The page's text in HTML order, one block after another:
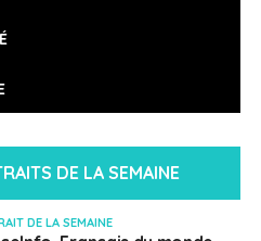
par la CEPAL pour 2021)
DE LA SEMAINE
DE LA SEMAINE